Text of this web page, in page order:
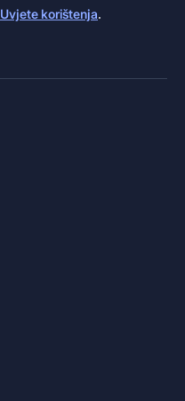
Uvjete korištenja.